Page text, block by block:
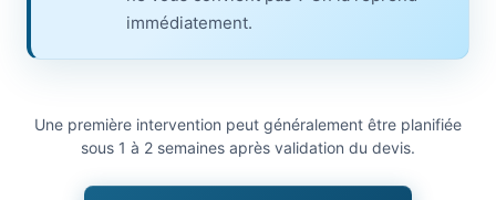
immédiatement.
Une première intervention peut généralement être planifiée
sous 1 à 2 semaines après validation du devis.